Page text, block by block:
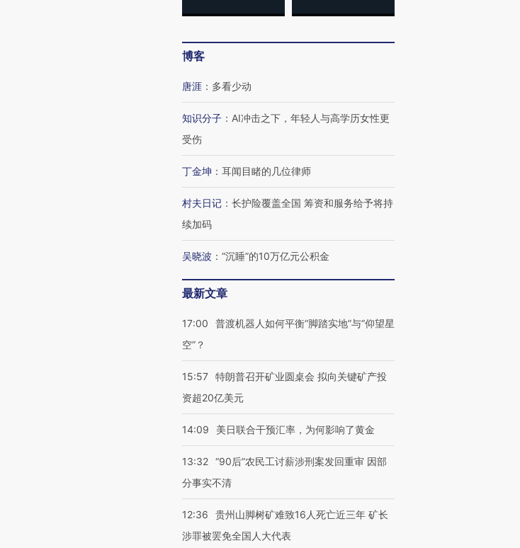
博客
唐涯 ： 多看少动
知识分子 ： AI冲击之下，年轻人与高学历女性更
受伤
丁金坤 ： 耳闻目睹的几位律师
村夫日记 ： 长护险覆盖全国 筹资和服务给予将持
续加码
吴晓波 ： “沉睡”的10万亿元公积金
最新文章
17:00
普渡机器人如何平衡“脚踏实地”与“仰望星
空”？
15:57 特朗普召开矿业圆桌会 拟向关键矿产投
资超20亿美元
14:09 美日联合干预汇率，为何影响了黄金
13:32 “90后”农民工讨薪涉刑案发回重审 因部
分事实不清
12:36
贵州山脚树矿难致16人死亡近三年 矿长
涉罪被罢免全国人大代表